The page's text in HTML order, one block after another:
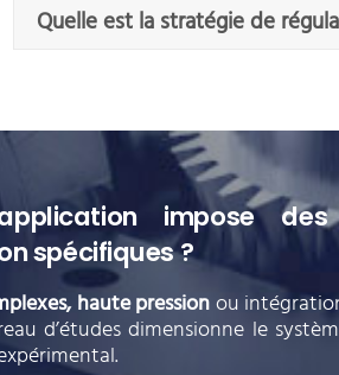
Quelle est la stratégie de
impose des
spécifiques ?
haute pressionou
d’études dimensionne le